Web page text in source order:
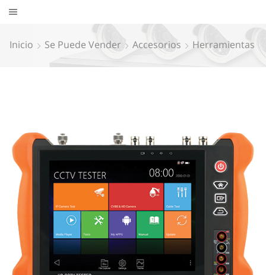
Inicio Se Puede Vender Accesorios Herramientas